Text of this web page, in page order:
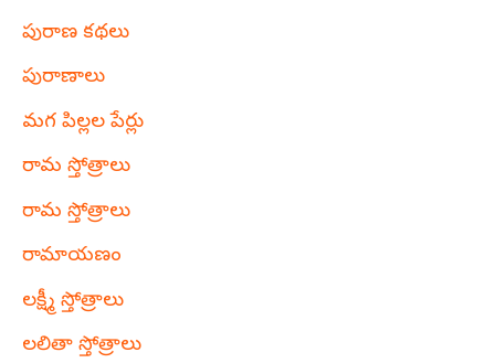
పురాణ కథలు
పురాణాలు
మగ పిల్లల పేర్లు
రామ స్తోత్రాలు
రామ స్తోత్రాలు
రామాయణం
లక్ష్మీ స్తోత్రాలు
లలితా స్తోత్రాలు